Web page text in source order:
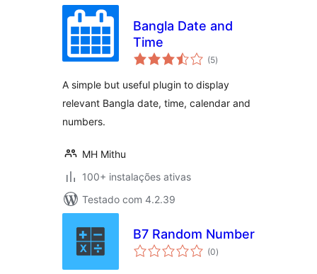
Bangla Date and
Time
(5avaliações
totais
)
A simple but useful plugin to display
relevant Bangla date, time, calendar and
numbers.
MH Mithu
100+ instalações ativas
Testado com 4.2.39
B7 Random Number
(0avaliações
totais
)